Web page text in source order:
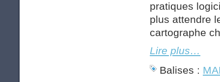
pratiques
plus attendre
cartographe
Lire plus…
Balises :